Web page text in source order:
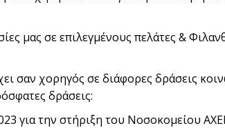
μας σε επιλεγμένους πελάτες &
σαν χορηγός σε διάφορες δράσεις
δράσεις:
για την στήριξη του Νοσοκομείου